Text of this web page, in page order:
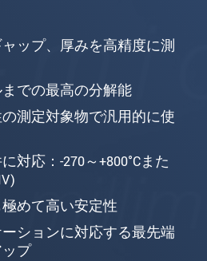
ップ、厚みを高精度に測
での最高の分解能
測定対象物で汎用的に使
対応：-270～+800°Cまた
めて高い安定性
ションに対応する最先端
プ